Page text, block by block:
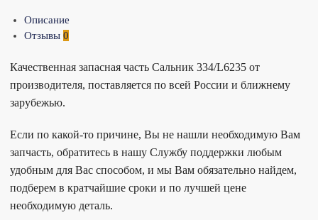
Описание
Отзывы 0
Качественная запасная часть Сальник 334/L6235 от
производителя, поставляется по всей России и ближнему
зарубежью.
Если по какой-то причине, Вы не нашли необходимую Вам
запчасть, обратитесь в нашу Службу поддержки любым
удобным для Вас способом, и мы Вам обязательно найдем,
подберем в кратчайшие сроки и по лучшей цене
необходимую деталь.